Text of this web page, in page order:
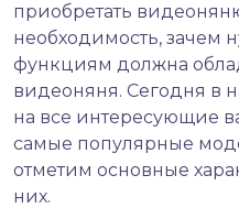
приобретать
необходимость, зачем
функциям должна
видеоняня. Сегодня в
на все интересующие
самые популярные
отметим основные
них.